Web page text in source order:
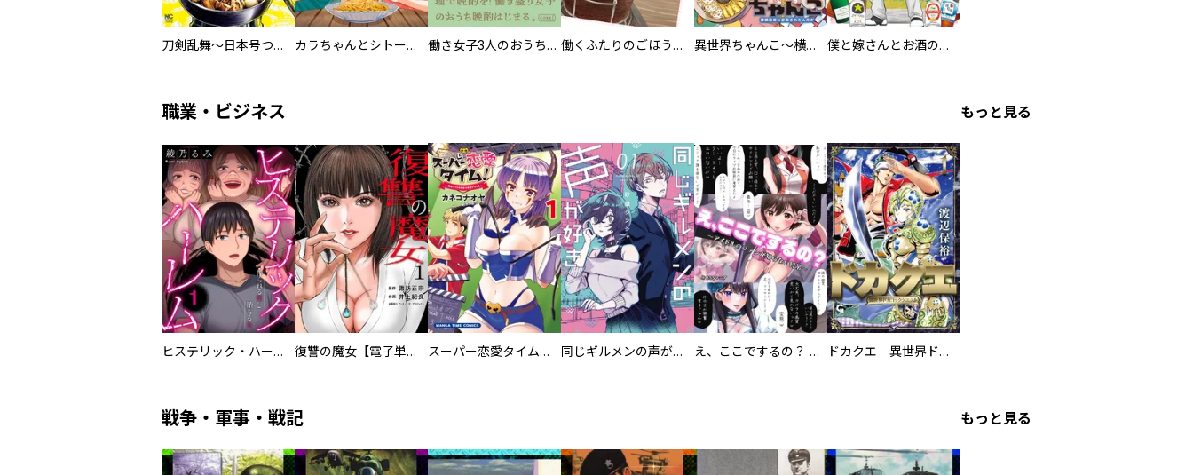
刀剣乱舞～日本号つれづれ酒～ カラちゃんとシトーさんと、 【分冊版】 働き女子3人のおうち晩酌 働くふたりのごほうび飯 異世界ちゃんこ～横綱目前に召喚されたんだが～ 【連載版】 僕と嫁さんとお酒の関係
職業・ビジネス もっと見る
ヒステリック・ハーレム～搾られる男と堕ちる女～【電子単行本版】 復讐の魔女【電子単行本版】 スーパー恋愛タイム！～現場でドＳな彼女は自宅でデレる～ 同じギルメンの声が好き え、ここでするの？ アイドルのファンが知らない日常 ドカクエ 異世界ドカコッククエスト
戦争・軍事・戦記 もっと見る